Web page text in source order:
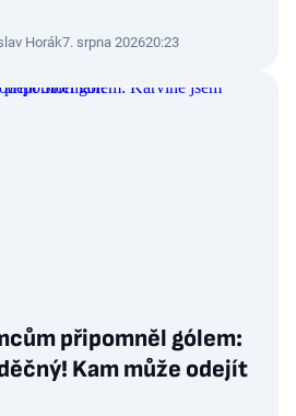
Horák7. srpna 202620:23
připomněl gólem:
Kam může odejít